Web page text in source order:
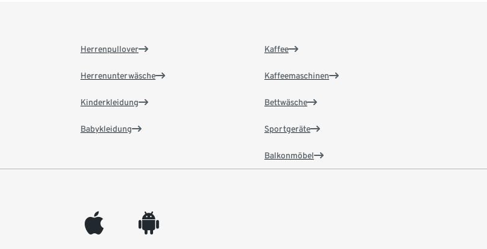
Herrenpullover
Herrenunterwäsche
Kinderkleidung
Babykleidung
Kaffee
Kaffeemaschinen
Bettwäsche
Sportgeräte
Balkonmöbel
appleinc android